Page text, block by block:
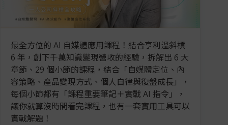
最全方位的 AI 自媒體應用課程！結合亨利溫斜槓
6 年，創下千萬知識變現營收的經驗，拆解出 6 大
章節、29 個小節的課程，結合「自媒體定位、內
容策略、產品變現方式、個人自律與復盤成長」，
每個小節都有「課程重要筆記＋實戰 AI 指令」，
讓你就算沒時間看完課程，也有一套實用工具可以
實戰解題！